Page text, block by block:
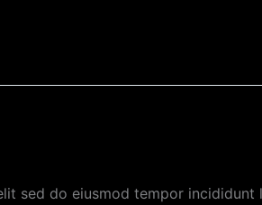
sed do eiusmod tempor incididunt